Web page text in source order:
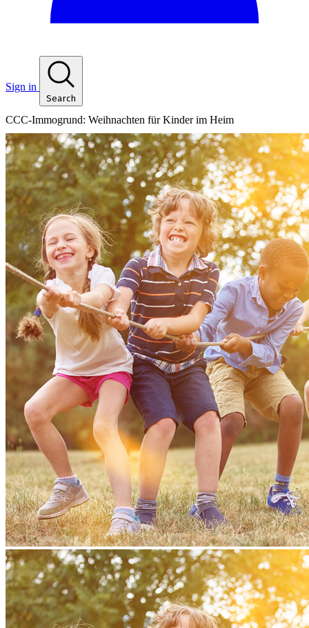
Sign in
Search
CCC-Immogrund: Weihnachten für Kinder im Heim